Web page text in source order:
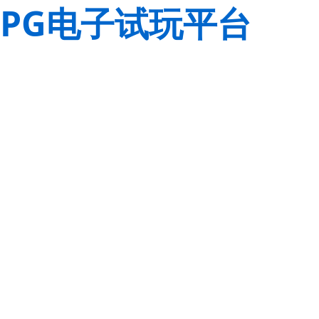
PG电子试玩平台